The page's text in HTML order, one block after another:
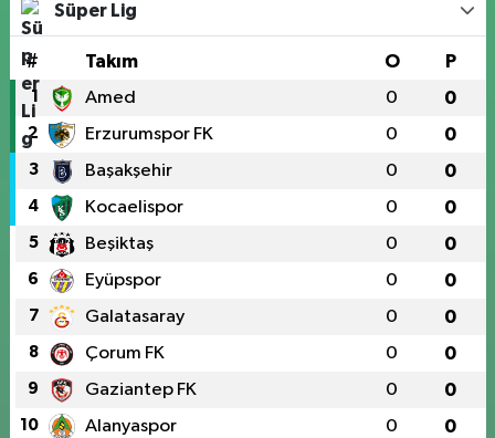
Süper Lig
# Takım O P
1 Amed 0 0
2 Erzurumspor FK 0 0
3 Başakşehir 0 0
4 Kocaelispor 0 0
5 Beşiktaş 0 0
6 Eyüpspor 0 0
7 Galatasaray 0 0
8 Çorum FK 0 0
9 Gaziantep FK 0 0
10 Alanyaspor 0 0